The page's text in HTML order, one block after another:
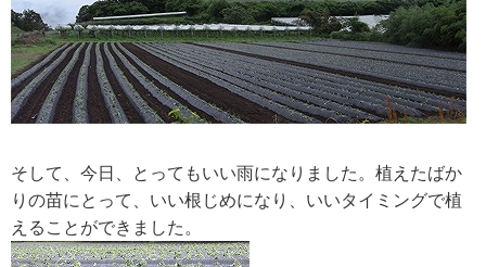
そして、今日、とってもいい雨になりました。植えたばか
りの苗にとって、いい根じめになり、いいタイミングで植
えることができました。